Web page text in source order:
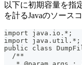
以下に初期容量を指
を計るJavaのソース
import java.io.*;
import
public class
  /**